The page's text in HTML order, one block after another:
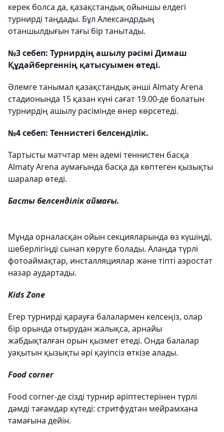
керек болса да, қазақстандық ойыншы елдегі
турнирді таңдады. Бұл Александрдың
отаншылдығын тағы бір танытады.
№3 себеп: Турнирдің ашылу рәсімі Димаш
Құдайбергеннің қатысуымен өтеді.
Әлемге танымал қазақстандық әнші Almaty Arena
стадионында 15 қазан күні сағат 19.00-де болатын
турнирдің ашылу рәсімінде өнер көрсетеді.
№4 себеп: Теннистегі белсенділік.
Тартысты матчтар мен әдемі теннистен басқа
Almaty Arena аумағында басқа да көптеген қызықты
шаралар өтеді.
Басты белсенділік аймағы.
Мұнда орналасқан ойын секцияларында өз күшіңді,
шеберлігіңді сынап көруге болады. Алаңда түрлі
фотоаймақтар, инсталляциялар және тіпті аэростат
назар аудартады.
Kids Zone
Егер турнирді қарауға балалармен келсеңіз, олар
бір орында отырудан жалықса, арнайы
жабдықталған орын қызмет етеді. Онда балалар
уақытын қызықты әрі қауіпсіз өткізе алады.
Food corner
Food corner-де сізді турнир әріптестерінен түрлі
дәмді тағамдар күтеді: стритфудтан мейрамхана
тамағына дейін.